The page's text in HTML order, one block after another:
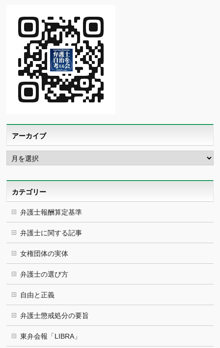
アーカイブ
ア
ー
カ
カテゴリー
弁護士報酬算定基準
弁護士に関する記事
女権団体の実体
弁護士の選び方
自由と正義
弁護士懲戒処分の要旨
東弁会報「LIBRA」